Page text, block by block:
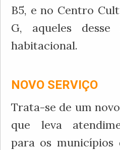
B5, e no Centro
G, aqueles desse
habitacional.
NOVO SERVIÇO
Trata-se de um
que leva
para os municípios